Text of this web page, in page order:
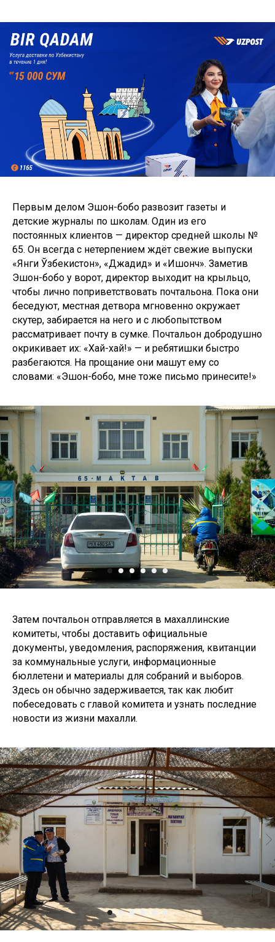
Первым делом Эшон-бобо развозит газеты и
детские журналы по школам. Один из его
постоянных клиентов — директор средней школы №
65. Он всегда с нетерпением ждёт свежие выпуски
«Янги Ўзбекистон», «Джадид» и «Ишонч». Заметив
Эшон-бобо у ворот, директор выходит на крыльцо,
чтобы лично поприветствовать почтальона. Пока они
беседуют, местная детвора мгновенно окружает
скутер, забирается на него и с любопытством
рассматривает почту в сумке. Почтальон добродушно
окрикивает их: «Хай-хай!» — и ребятишки быстро
разбегаются. На прощание они машут ему со
словами: «Эшон-бобо, мне тоже письмо принесите!»
Затем почтальон отправляется в махаллинские
комитеты, чтобы доставить официальные
документы, уведомления, распоряжения, квитанции
за коммунальные услуги, информационные
бюллетени и материалы для собраний и выборов.
Здесь он обычно задерживается, так как любит
побеседовать с главой комитета и узнать последние
новости из жизни махалли.